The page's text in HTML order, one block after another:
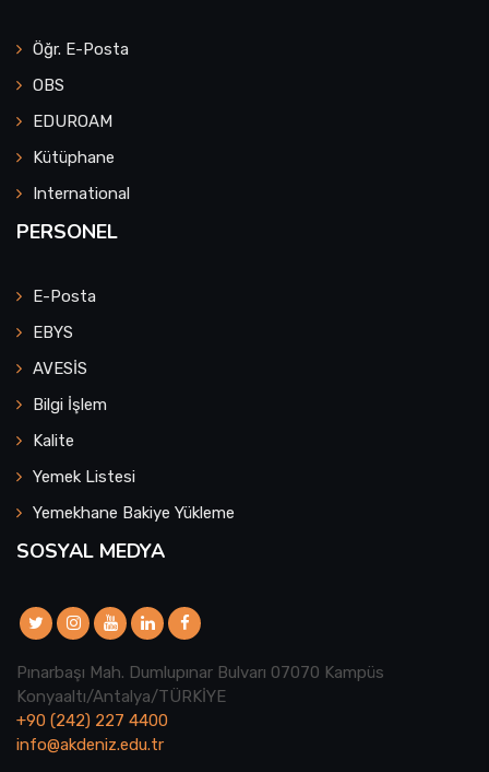
Öğr. E-Posta
OBS
EDUROAM
Kütüphane
International
PERSONEL
E-Posta
EBYS
AVESİS
Bilgi İşlem
Kalite
Yemek Listesi
Yemekhane Bakiye Yükleme
SOSYAL MEDYA
Pınarbaşı Mah. Dumlupınar Bulvarı 07070 Kampüs
Konyaaltı/Antalya/TÜRKİYE
+90 (242) 227 4400
info@akdeniz.edu.tr